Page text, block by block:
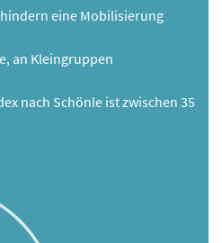
eine Mobilisierung
an Kleingruppen
nach Schönle ist zwischen 35